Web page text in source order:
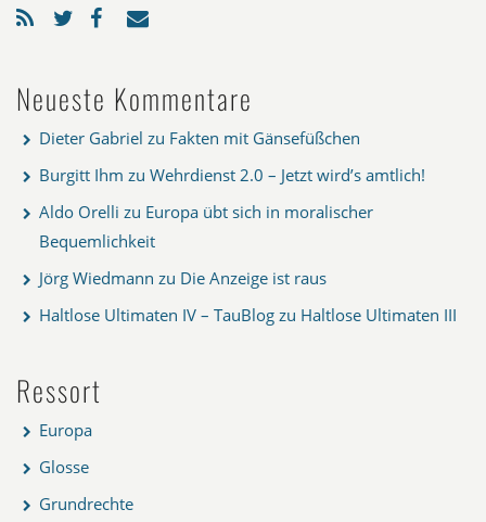
Neueste Kommentare
Dieter Gabriel zu Fakten mit Gänsefüßchen
Burgitt Ihm zu Wehrdienst 2.0 – Jetzt wird’s amtlich!
Aldo Orelli zu Europa übt sich in moralischer
Bequemlichkeit
Jörg Wiedmann zu Die Anzeige ist raus
Haltlose Ultimaten IV – TauBlog zu Haltlose Ultimaten III
Ressort
Europa
Glosse
Grundrechte